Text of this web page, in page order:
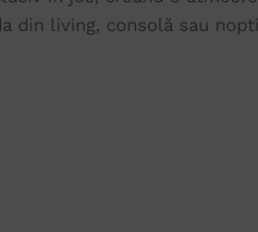
din living, consolă sau